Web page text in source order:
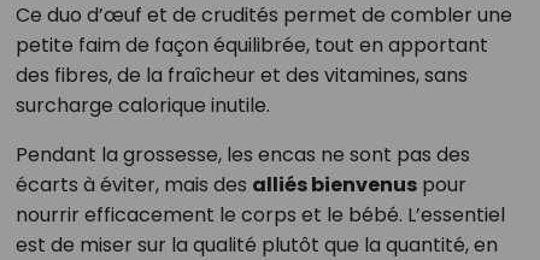
Ce duo d’œuf et de crudités permet de combler une
petite faim de façon équilibrée, tout en apportant
des fibres, de la fraîcheur et des vitamines, sans
surcharge calorique inutile.
Pendant la grossesse, les encas ne sont pas des
écarts à éviter, mais des alliés bienvenuspour
nourrir efficacement le corps et le bébé. L’essentiel
est de miser sur la qualité plutôt que la quantité, en